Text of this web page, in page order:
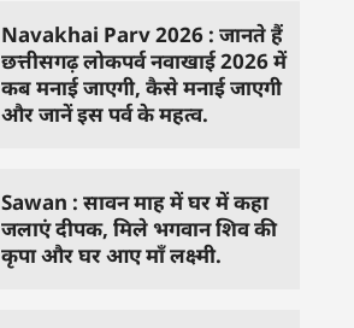
Navakhai Parv 2026 : जानते हैं
छत्तीसगढ़ लोकपर्व नवाखाई 2026 में
कब मनाई जाएगी, कैसे मनाई जाएगी
और जानें इस पर्व के महत्व.
Sawan : सावन माह में घर में कहा
जलाएं दीपक, मिले भगवान शिव की
कृपा और घर आए माँ लक्ष्मी.